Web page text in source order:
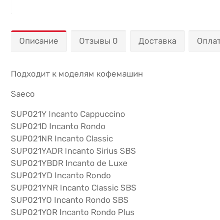
Описание Отзывы 0 Доставка
Подходит к моделям кофемашин
Saeco
SUP021Y Incanto Cappuccino
SUP021D Incanto Rondo
SUP021NR Incanto Classic
SUP021YADR Incanto Sirius SBS
SUP021YBDR Incanto de Luxe
SUP021YD Incanto Rondo
SUP021YNR Incanto Classic SBS
SUP021YO Incanto Rondo SBS
SUP021YOR Incanto Rondo Plus